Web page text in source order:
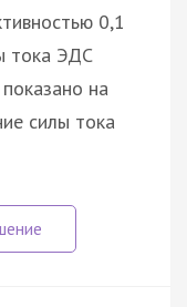
0,1
тока ЭДС
на
силы тока